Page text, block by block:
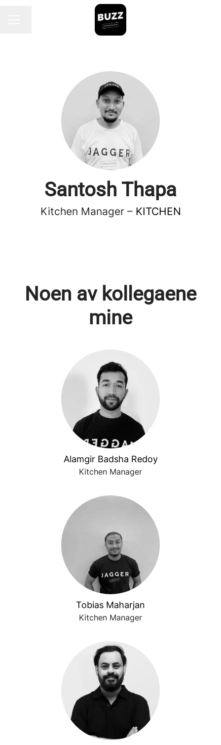
Santosh Thapa
Kitchen Manager – KITCHEN
Noen av kollegaene
mine
Alamgir Badsha Redoy
Kitchen Manager
Tobias Maharjan
Kitchen Manager